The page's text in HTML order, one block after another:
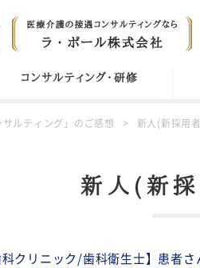
コンサルティング・研修
サルティング」のご感想 新人(新採用
新人(新
科クリニック/歯科衛生士】患者